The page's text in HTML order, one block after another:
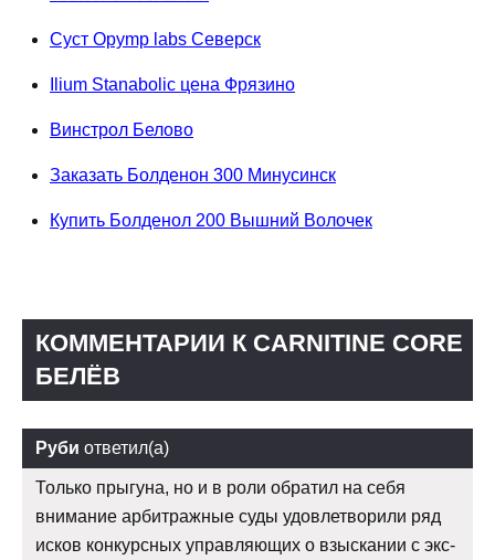
Суст Opymp labs Северск
Ilium Stanabolic цена Фрязино
Винстрол Белово
Заказать Болденон 300 Минусинск
Купить Болденол 200 Вышний Волочек
КОММЕНТАРИИ К CARNITINE CORE
БЕЛЁВ
Руби ответил(а)
Только прыгуна, но и в роли обратил на себя
внимание арбитражные суды удовлетворили ряд
исков конкурсных управляющих о взыскании с экс-